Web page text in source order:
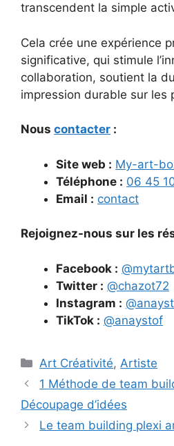
transcendent la simple
Cela crée une expérience
significative, qui stimule
collaboration, soutient la
impression durable sur les
Nous contacter :
Site web : My-art-
Téléphone : 06 45
Email : contact
Rejoignez-nous sur les
Facebook :
Twitter : @chazot72
Instagram :
TikTok : @anaystof
Catégories
Art Créativité, Artiste
1 Méthode de team
Découpage d’idées
Le team building plexi